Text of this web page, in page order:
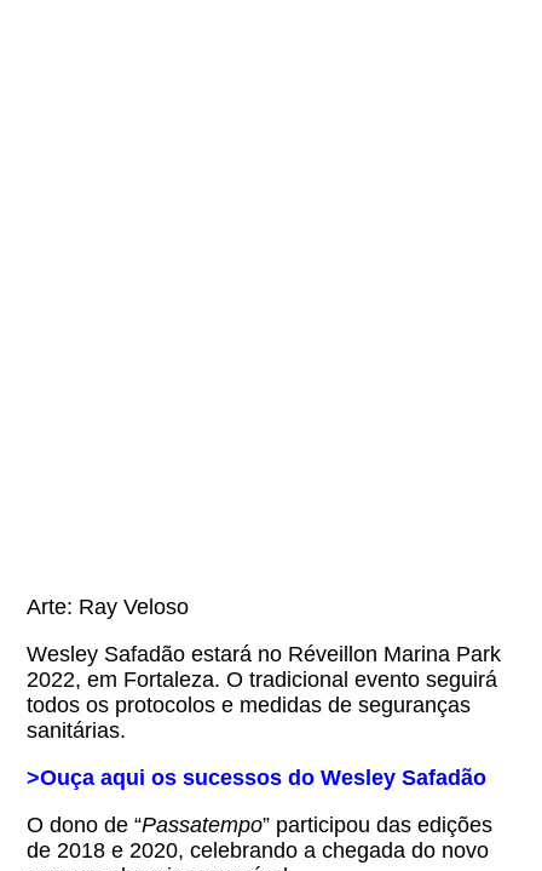
Arte: Ray Veloso
Wesley Safadão estará no Réveillon Marina Park
2022, em Fortaleza. O tradicional evento seguirá
todos os protocolos e medidas de seguranças
sanitárias.
>Ouça aqui os sucessos do Wesley Safadão
O dono de “Passatempo” participou das edições
de 2018 e 2020, celebrando a chegada do novo